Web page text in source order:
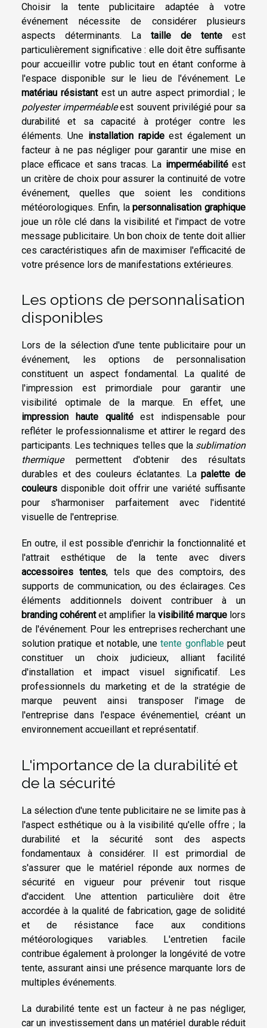
Choisir la tente publicitaire adaptée à votre
événement nécessite de considérer plusieurs
aspects déterminants. La taille de tente est
particulièrement significative : elle doit être suffisante
pour accueillir votre public tout en étant conforme à
l'espace disponible sur le lieu de l'événement. Le
matériau résistantest un autre aspect primordial ; le
polyester imperméableest souvent privilégié pour sa
durabilité et sa capacité à protéger contre les
éléments. Une installation rapideest également un
facteur à ne pas négliger pour garantir une mise en
place efficace et sans tracas. La imperméabilitéest
un critère de choix pour assurer la continuité de votre
événement, quelles que soient les conditions
météorologiques. Enfin, lapersonnalisation graphique
joue un rôle clé dans la visibilité et l'impact de votre
message publicitaire. Un bon choix de tente doit allier
ces caractéristiques afin de maximiser l'efficacité de
votre présence lors de manifestations extérieures.
Les options de personnalisation
disponibles
Lors de la sélection d'une tente publicitaire pour un
événement, les options de personnalisation
constituent un aspect fondamental. La qualité de
l'impression est primordiale pour garantir une
visibilité optimale de la marque. En effet, une
impression haute qualitéest indispensable pour
refléter le professionnalisme et attirer le regard des
participants. Les techniques telles que la sublimation
thermiquepermettent d'obtenir des résultats
durables et des couleurs éclatantes. Lapalette de
couleurs disponible doit offrir une variété suffisante
pour s'harmoniser parfaitement avec l'identité
visuelle de l'entreprise.
En outre, il est possible d'enrichir la fonctionnalité et
l'attrait esthétique de la tente avec divers
accessoires tentes, tels que des comptoirs, des
supports de communication, ou des éclairages. Ces
éléments additionnels doivent contribuer à un
branding cohérentet amplifier la visibilité marquelors
de l'événement. Pour les entreprises recherchant une
solution pratique et notable, unetente gonflablepeut
constituer un choix judicieux, alliant facilité
d'installation et impact visuel significatif. Les
professionnels du marketing et de la stratégie de
marque peuvent ainsi transposer l'image de
l'entreprise dans l'espace événementiel, créant un
environnement accueillant et représentatif.
L'importance de la durabilité et
de la sécurité
La sélection d'une tente publicitaire ne se limite pas à
l'aspect esthétique ou à la visibilité qu'elle offre ; la
durabilité et la sécurité sont des aspects
fondamentaux à considérer. Il est primordial de
s'assurer que le matériel réponde aux normes de
sécurité en vigueur pour prévenir tout risque
d'accident. Une attention particulière doit être
accordée à la qualité de fabrication, gage de solidité
et de résistance face aux conditions
météorologiques variables. L'entretien facile
contribue également à prolonger la longévité de votre
tente, assurant ainsi une présence marquante lors de
multiples événements.
La durabilité tente est un facteur à ne pas négliger,
car un investissement dans un matériel durable réduit